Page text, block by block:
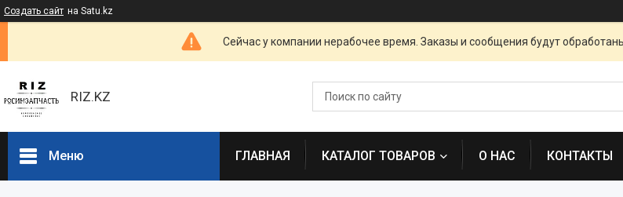
Создать сайт на Satu.kz
Сейчас у компании нерабочее время. Заказы и сообщения будут
RIZ.KZ
Меню ГЛАВНАЯ КАТАЛОГ ТОВАРОВ О НАС КОНТАКТЫ